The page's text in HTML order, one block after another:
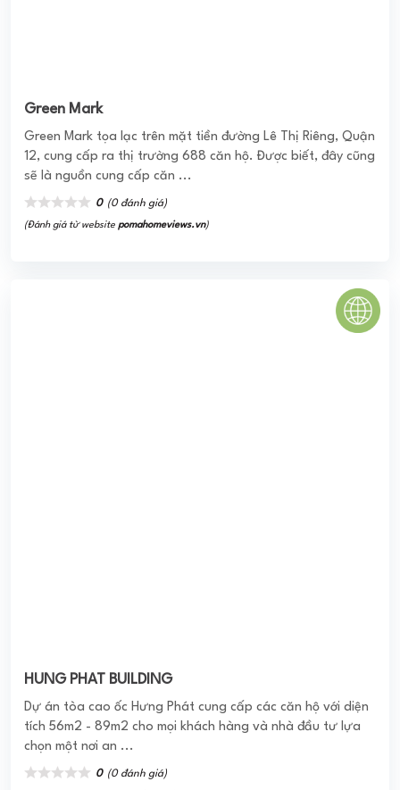
Green Mark
Green Mark tọa lạc trên mặt tiền đường Lê Thị Riêng, Quận
12, cung cấp ra thị trường 688 căn hộ. Được biết, đây cũng
sẽ là nguồn cung cấp căn ...
0 (0 đánh giá)
(Đánh giá từ website pomahomeviews.vn)
HUNG PHAT BUILDING
Dự án tòa cao ốc Hưng Phát cung cấp các căn hộ với diện
tích 56m2 - 89m2 cho mọi khách hàng và nhà đầu tư lựa
chọn một nơi an ...
0 (0 đánh giá)